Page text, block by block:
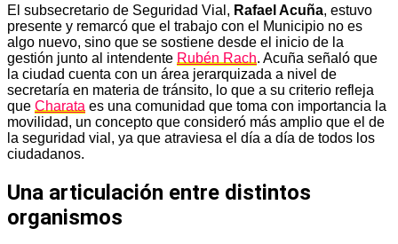
El subsecretario de Seguridad Vial, Rafael Acuña, estuvo
presente y remarcó que el trabajo con el Municipio no es
algo nuevo, sino que se sostiene desde el inicio de la
gestión junto al intendente Rubén Rach. Acuña señaló que
la ciudad cuenta con un área jerarquizada a nivel de
secretaría en materia de tránsito, lo que a su criterio refleja
que Charata es una comunidad que toma con importancia la
movilidad, un concepto que consideró más amplio que el de
la seguridad vial, ya que atraviesa el día a día de todos los
ciudadanos.
Una articulación entre distintos
organismos